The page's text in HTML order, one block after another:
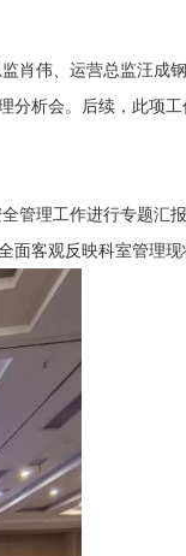
伟、运营总监汪成
分析会。后续，此项
理工作进行专题汇
客观反映科室管理现